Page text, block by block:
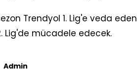
Trendyol 1. Lig'e veda eden
Lig'de mücadele edecek.
Admin